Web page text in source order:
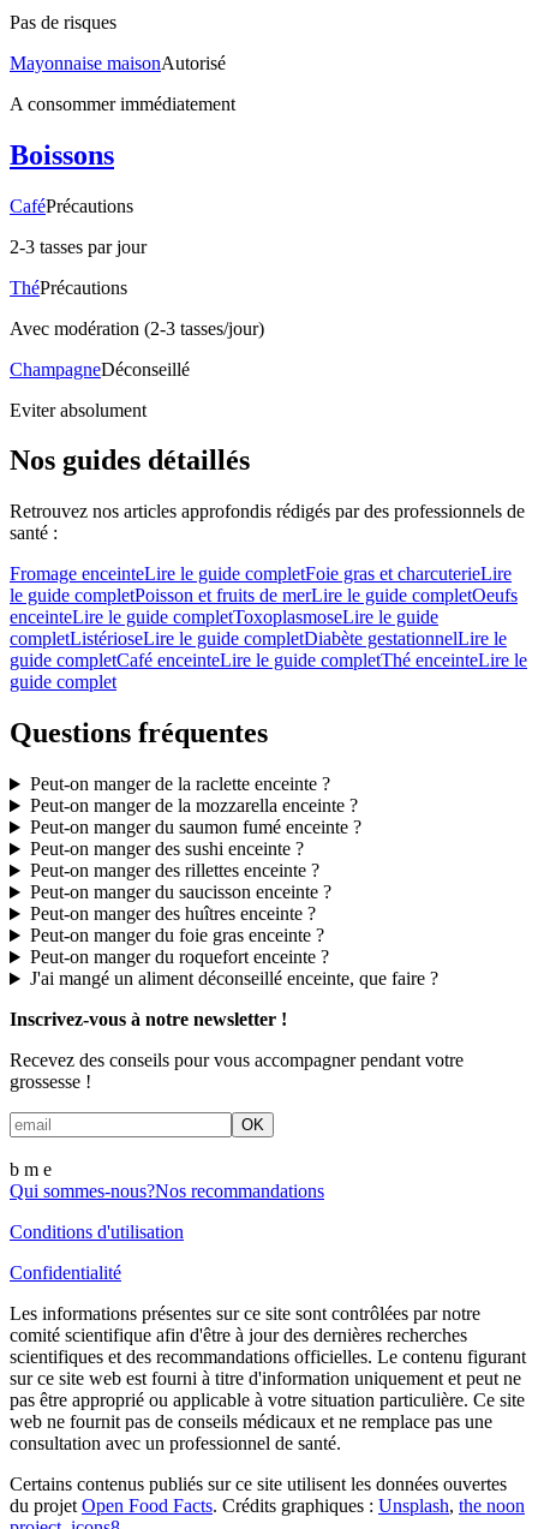
Pas de risques
Mayonnaise maisonAutorisé
A consommer immédiatement
Boissons
CaféPrécautions
2-3 tasses par jour
ThéPrécautions
Avec modération (2-3 tasses/jour)
ChampagneDéconseillé
Eviter absolument
Nos guides détaillés
Retrouvez nos articles approfondis rédigés par des professionnels de
santé :
Fromage enceinteLire le guide completFoie gras et charcuterieLire
le guide completPoisson et fruits de merLire le guide completOeufs
enceinteLire le guide completToxoplasmoseLire le guide
completListérioseLire le guide completDiabète gestationnelLire le
guide completCafé enceinteLire le guide completThé enceinteLire le
guide complet
Questions fréquentes
Peut-on manger de la raclette enceinte ?
Peut-on manger de la mozzarella enceinte ?
Peut-on manger du saumon fumé enceinte ?
Peut-on manger des sushi enceinte ?
Peut-on manger des rillettes enceinte ?
Peut-on manger du saucisson enceinte ?
Peut-on manger des huîtres enceinte ?
Peut-on manger du foie gras enceinte ?
Peut-on manger du roquefort enceinte ?
J'ai mangé un aliment déconseillé enceinte, que faire ?
Inscrivez-vous à notre newsletter !
Recevez des conseils pour vous accompagner pendant votre
grossesse !
OK
b m e
Qui sommes-nous?Nos recommandations
Conditions d'utilisation
Confidentialité
Les informations présentes sur ce site sont contrôlées par notre
comité scientifique afin d'être à jour des dernières recherches
scientifiques et des recommandations officielles. Le contenu figurant
sur ce site web est fourni à titre d'information uniquement et peut ne
pas être approprié ou applicable à votre situation particulière. Ce site
web ne fournit pas de conseils médicaux et ne remplace pas une
consultation avec un professionnel de santé.
Certains contenus publiés sur ce site utilisent les données ouvertes
du projet Open Food Facts. Crédits graphiques : Unsplash, the noon